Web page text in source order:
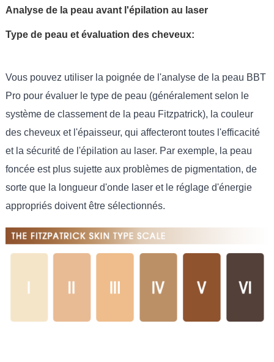
Analyse de la peau avant l'épilation au laser
Type de peau et évaluation des cheveux:
Vous pouvez utiliser la poignée de l'analyse de la peau BBT
Pro pour évaluer le type de peau (généralement selon le
système de classement de la peau Fitzpatrick), la couleur
des cheveux et l'épaisseur, qui affecteront toutes l'efficacité
et la sécurité de l'épilation au laser. Par exemple, la peau
foncée est plus sujette aux problèmes de pigmentation, de
sorte que la longueur d'onde laser et le réglage d'énergie
appropriés doivent être sélectionnés.